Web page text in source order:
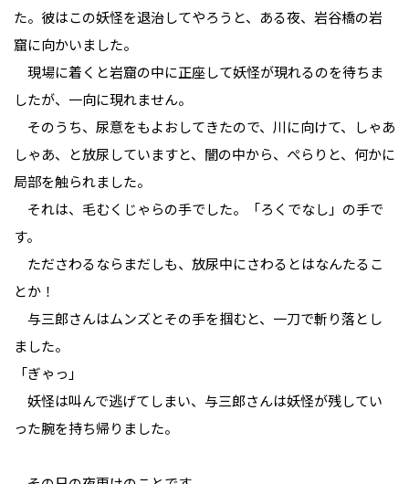
た。彼はこの妖怪を退治してやろうと、ある夜、岩谷橋の岩
窟に向かいました。
現場に着くと岩窟の中に正座して妖怪が現れるのを待ちま
したが、一向に現れません。
そのうち、尿意をもよおしてきたので、川に向けて、しゃあ
しゃあ、と放尿していますと、闇の中から、ぺらりと、何かに
局部を触られました。
それは、毛むくじゃらの手でした。「ろくでなし」の手で
す。
たださわるならまだしも、放尿中にさわるとはなんたるこ
とか！
与三郎さんはムンズとその手を掴むと、一刀で斬り落とし
ました。
「ぎゃっ」
妖怪は叫んで逃げてしまい、与三郎さんは妖怪が残してい
った腕を持ち帰りました。